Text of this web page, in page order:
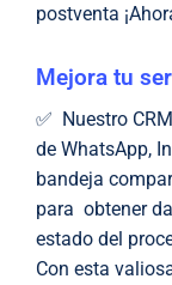
postventa
Mejora tu
✅ Nuestro CRM
de WhatsApp,
bandeja
para obtener
estado del
Con esta